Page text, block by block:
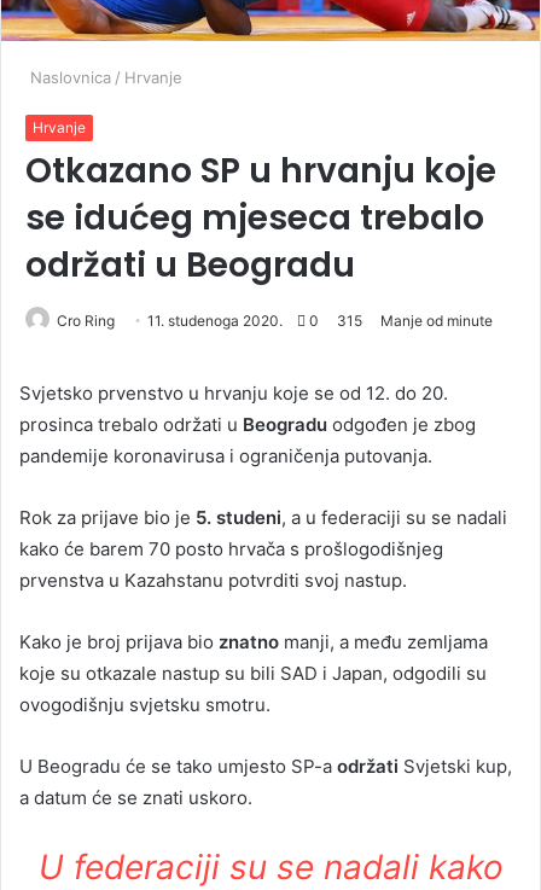
Naslovnica / Hrvanje
Hrvanje
Otkazano SP u hrvanju koje
se idućeg mjeseca trebalo
održati u Beogradu
Cro Ring 11. studenoga 2020. 0 315 Manje od minute
Svjetsko prvenstvo u hrvanju koje se od 12. do 20.
prosinca trebalo održati u Beogradu odgođen je zbog
pandemije koronavirusa i ograničenja putovanja.
Rok za prijave bio je 5. studeni, a u federaciji su se nadali
kako će barem 70 posto hrvača s prošlogodišnjeg
prvenstva u Kazahstanu potvrditi svoj nastup.
Kako je broj prijava bio znatno manji, a među zemljama
koje su otkazale nastup su bili SAD i Japan, odgodili su
ovogodišnju svjetsku smotru.
U Beogradu će se tako umjesto SP-a održati Svjetski kup,
a datum će se znati uskoro.
U federaciji su se nadali kako